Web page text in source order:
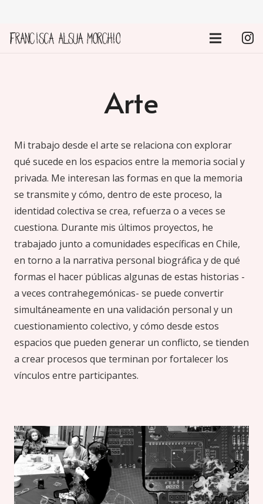
Arte
Mi trabajo desde el arte se relaciona con explorar
qué sucede en los espacios entre la memoria social y
privada. Me interesan las formas en que la memoria
se transmite y cómo, dentro de este proceso, la
identidad colectiva se crea, refuerza o a veces se
cuestiona. Durante mis últimos proyectos, he
trabajado junto a comunidades específicas en Chile,
en torno a la narrativa personal biográfica y de qué
formas el hacer públicas algunas de estas historias -
a veces contrahegemónicas- se puede convertir
simultáneamente en una validación personal y un
cuestionamiento colectivo, y cómo desde estos
espacios que pueden generar un conflicto, se tienden
a crear procesos que terminan por fortalecer los
vínculos entre participantes.